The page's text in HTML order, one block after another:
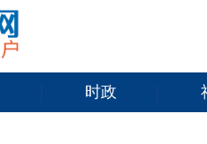
时政